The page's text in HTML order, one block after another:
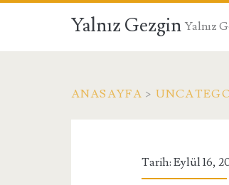
Yalnız Gezgin Yalnız
ANASAYFA >
Tarih: Eylül 16,